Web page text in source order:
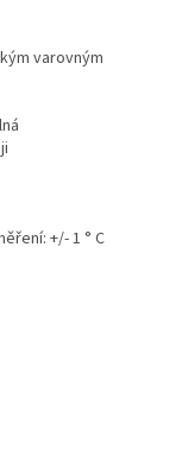
varovným
+/- 1 ° C